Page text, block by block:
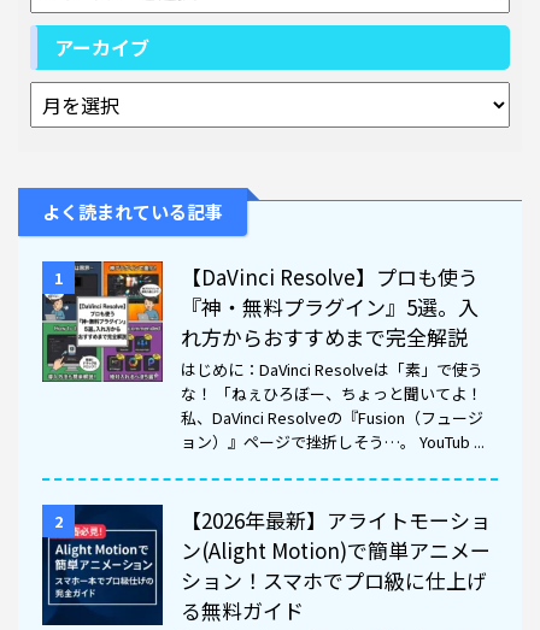
アーカイブ
よく読まれている記事
1
【DaVinci Resolve】プロも使う
『神・無料プラグイン』5選。入
れ方からおすすめまで完全解説
はじめに：DaVinci Resolveは「素」で使う
な！ 「ねぇひろぼー、ちょっと聞いてよ！
私、DaVinci Resolveの『Fusion（フュージ
ョン）』ページで挫折しそう…。 YouTub ...
2
【2026年最新】アライトモーショ
ン(Alight Motion)で簡単アニメー
ション！スマホでプロ級に仕上げ
る無料ガイド